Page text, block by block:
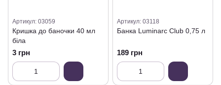
Артикул: 03059
Кришка до баночки 40 мл
біла
3 грн
Артикул: 03118
Банка Luminarc Club 0,75 л
189 грн